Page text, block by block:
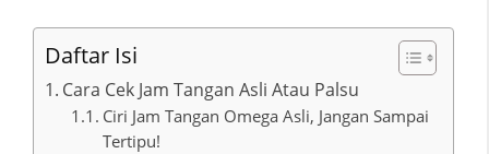
Daftar Isi
Cara Cek Jam Tangan Asli Atau Palsu
Ciri Jam Tangan Omega Asli, Jangan Sampai
Tertipu!